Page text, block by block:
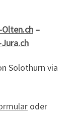
–
Solothurn via
oder